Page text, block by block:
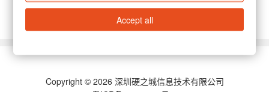
查看更多 >
Copyright © 2026 深圳硬之城信息技术有限公司
Accept all